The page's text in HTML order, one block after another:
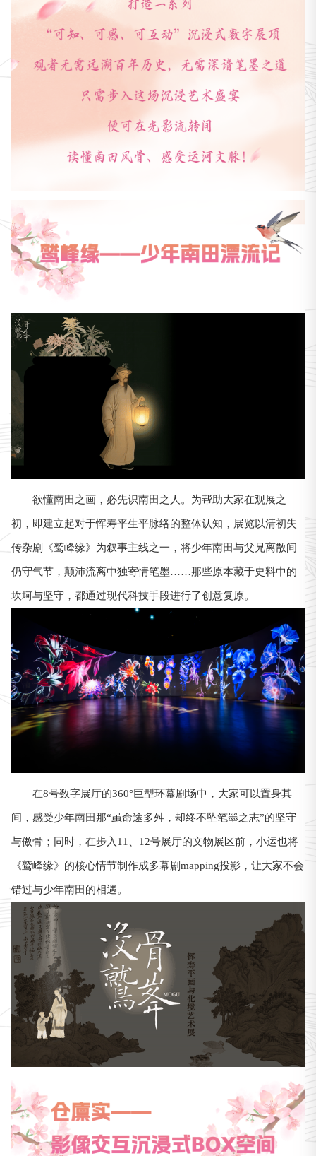
欲懂南田之画，必先识南田之人。为帮助大家在观展之
初，即建立起对于恽寿平生平脉络的整体认知，展览以清初失
传杂剧《鹫峰缘》为叙事主线之一，将少年南田与父兄离散间
仍守气节，颠沛流离中独寄情笔墨……那些原本藏于史料中的
坎坷与坚守，都通过现代科技手段进行了创意复原。
在8号数字展厅的360°巨型环幕剧场中，大家可以置身其
间，感受少年南田那“虽命途多舛，却终不坠笔墨之志”的坚守
与傲骨；同时，在步入11、12号展厅的文物展区前，小运也将
《鹫峰缘》的核心情节制作成多幕剧mapping投影，让大家不会
错过与少年南田的相遇。